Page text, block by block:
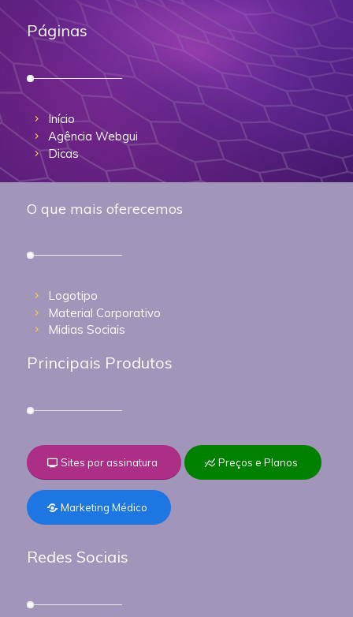
Páginas
Início
Agência Webgui
Dicas
O que mais oferecemos
Logotipo
Material Corporativo
Midias Sociais
Principais Produtos
Sites por assinatura Preços e Planos
Marketing Médico
Redes Sociais